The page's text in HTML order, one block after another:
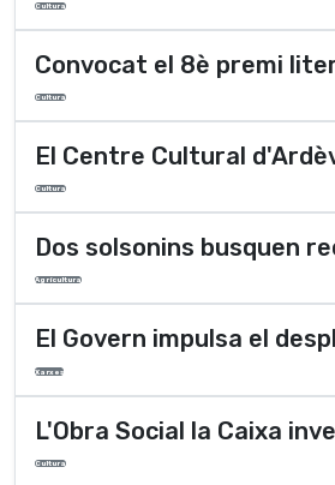
Cultura
Convocat el 8è premi
Cultura
El Centre Cultural
Cultura
Dos solsonins busquen
Agricultura
El Govern impulsa el
Xarxes
L'Obra Social la Caixa
Cultura